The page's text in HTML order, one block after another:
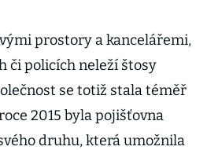
prostory a kancelářemi,
či policích neleží štosy
se totiž stala téměř
2015 byla pojišťovna
druhu, která umožnila